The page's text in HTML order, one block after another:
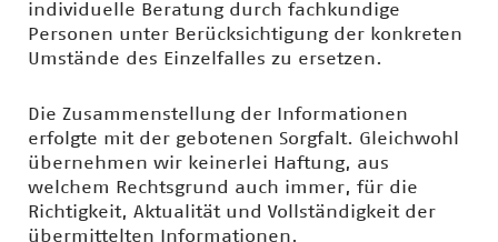
individuelle Beratung durch fachkundige
Personen unter Berücksichtigung der konkreten
Umstände des Einzelfalles zu ersetzen.
Die Zusammenstellung der Informationen
erfolgte mit der gebotenen Sorgfalt. Gleichwohl
übernehmen wir keinerlei Haftung, aus
welchem Rechtsgrund auch immer, für die
Richtigkeit, Aktualität und Vollständigkeit der
übermittelten Informationen.